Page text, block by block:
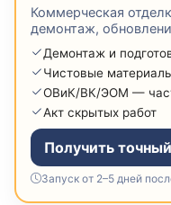
Коммерческая
демонтаж,
Демонтаж и
Чистовые
ОВиК/ВК/ЭОМ —
Акт скрытых работ
Получить
Запуск от 2–5 дней